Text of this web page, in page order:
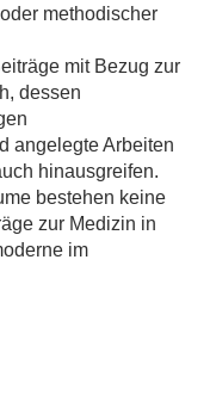
methodischer
mit Bezug zur
dessen
angelegte Arbeiten
hinausgreifen.
bestehen keine
zur Medizin in
im